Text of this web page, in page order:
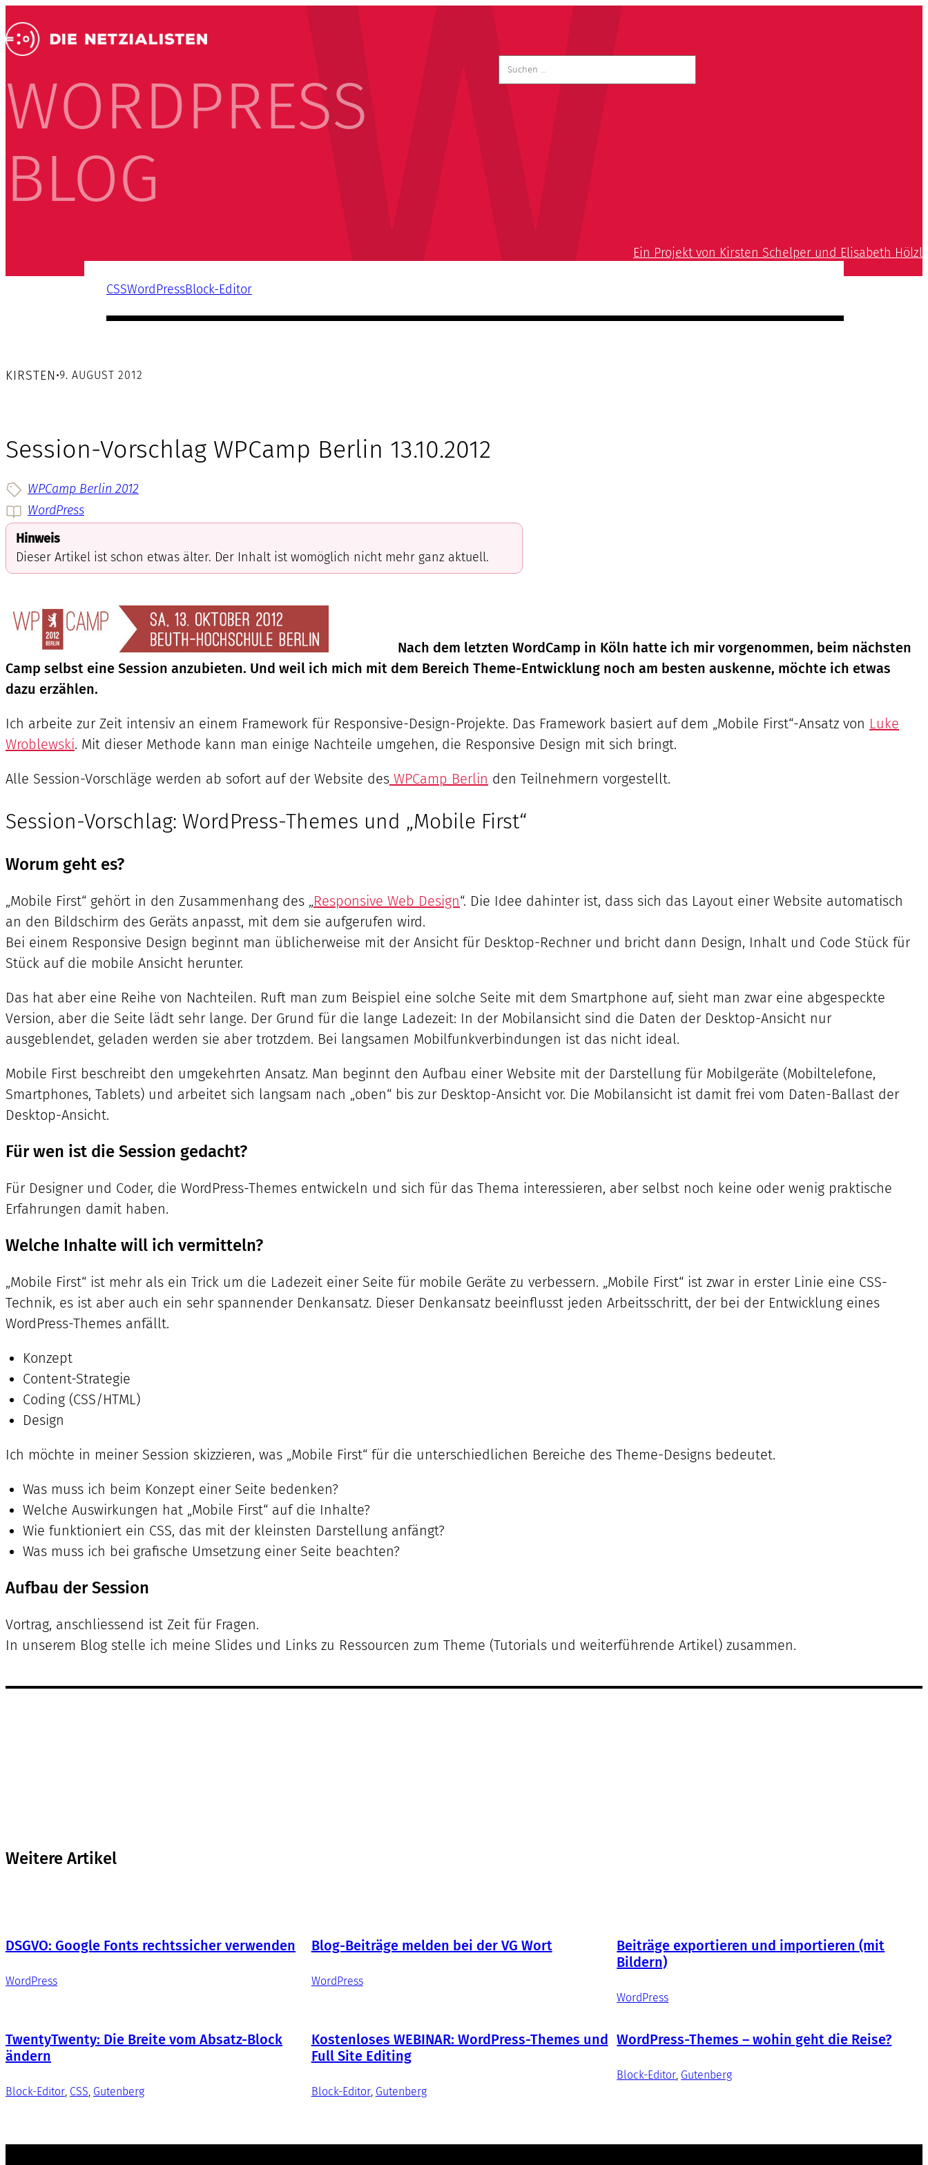
WORDPRESS
BLOG
nach:
Ein Projekt von Kirsten Schelper und Elisabeth Hölzl
CSSWordPressBlock-Editor
KIRSTEN•9. AUGUST 2012
Session-Vorschlag WPCamp Berlin 13.10.2012
WPCamp Berlin 2012
WordPress
Hinweis
Dieser Artikel ist schon etwas älter. Der Inhalt ist womöglich nicht mehr ganz aktuell.
Nach dem letzten WordCamp in Köln hatte ich mir vorgenommen, beim nächsten
Camp selbst eine Session anzubieten. Und weil ich mich mit dem Bereich Theme-Entwicklung noch am besten auskenne, möchte ich etwas
dazu erzählen.
Ich arbeite zur Zeit intensiv an einem Framework für Responsive-Design-Projekte. Das Framework basiert auf dem „Mobile First“-Ansatz von Luke
Wroblewski. Mit dieser Methode kann man einige Nachteile umgehen, die Responsive Design mit sich bringt.
Alle Session-Vorschläge werden ab sofort auf der Website des WPCamp Berlin den Teilnehmern vorgestellt.
Session-Vorschlag: WordPress-Themes und „Mobile First“
Worum geht es?
„Mobile First“ gehört in den Zusammenhang des „Responsive Web Design“. Die Idee dahinter ist, dass sich das Layout einer Website automatisch
an den Bildschirm des Geräts anpasst, mit dem sie aufgerufen wird.
Bei einem Responsive Design beginnt man üblicherweise mit der Ansicht für Desktop-Rechner und bricht dann Design, Inhalt und Code Stück für
Stück auf die mobile Ansicht herunter.
Das hat aber eine Reihe von Nachteilen. Ruft man zum Beispiel eine solche Seite mit dem Smartphone auf, sieht man zwar eine abgespeckte
Version, aber die Seite lädt sehr lange. Der Grund für die lange Ladezeit: In der Mobilansicht sind die Daten der Desktop-Ansicht nur
ausgeblendet, geladen werden sie aber trotzdem. Bei langsamen Mobilfunkverbindungen ist das nicht ideal.
Mobile First beschreibt den umgekehrten Ansatz. Man beginnt den Aufbau einer Website mit der Darstellung für Mobilgeräte (Mobiltelefone,
Smartphones, Tablets) und arbeitet sich langsam nach „oben“ bis zur Desktop-Ansicht vor. Die Mobilansicht ist damit frei vom Daten-Ballast der
Desktop-Ansicht.
Für wen ist die Session gedacht?
Für Designer und Coder, die WordPress-Themes entwickeln und sich für das Thema interessieren, aber selbst noch keine oder wenig praktische
Erfahrungen damit haben.
Welche Inhalte will ich vermitteln?
„Mobile First“ ist mehr als ein Trick um die Ladezeit einer Seite für mobile Geräte zu verbessern. „Mobile First“ ist zwar in erster Linie eine CSS-
Technik, es ist aber auch ein sehr spannender Denkansatz. Dieser Denkansatz beeinflusst jeden Arbeitsschritt, der bei der Entwicklung eines
WordPress-Themes anfällt.
Konzept
Content-Strategie
Coding (CSS/HTML)
Design
Ich möchte in meiner Session skizzieren, was „Mobile First“ für die unterschiedlichen Bereiche des Theme-Designs bedeutet.
Was muss ich beim Konzept einer Seite bedenken?
Welche Auswirkungen hat „Mobile First“ auf die Inhalte?
Wie funktioniert ein CSS, das mit der kleinsten Darstellung anfängt?
Was muss ich bei grafische Umsetzung einer Seite beachten?
Aufbau der Session
Vortrag, anschliessend ist Zeit für Fragen.
In unserem Blog stelle ich meine Slides und Links zu Ressourcen zum Theme (Tutorials und weiterführende Artikel) zusammen.
Weitere Artikel
DSGVO: Google Fonts rechtssicher verwenden
WordPress
Blog-Beiträge melden bei der VG Wort
WordPress
Beiträge exportieren und importieren (mit
Bildern)
WordPress
TwentyTwenty: Die Breite vom Absatz-Block
ändern
Block-Editor CSS Gutenberg
Kostenloses WEBINAR: WordPress-Themes und
Full Site Editing
Block-Editor, Gutenberg
WordPress-Themes – wohin geht die Reise?
Block-Editor Gutenberg